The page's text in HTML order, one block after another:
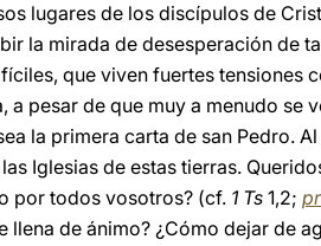
lugares de los discípulos de
la mirada de desesperación de
que viven fuertes tensiones
pesar de que muy a menudo se
la primera carta de san Pedro.
Iglesias de estas tierras.
por todos vosotros? (cf. 1 Ts 1,2;
llena de ánimo? ¿Cómo dejar de